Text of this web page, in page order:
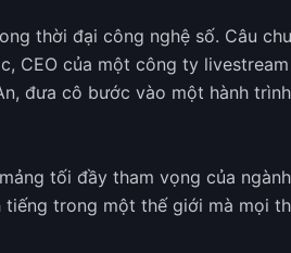
thời đại công nghệ số. Câu
CEO của một công ty
đưa cô bước vào một hành
tối đầy tham vọng của
trong một thế giới mà mọi